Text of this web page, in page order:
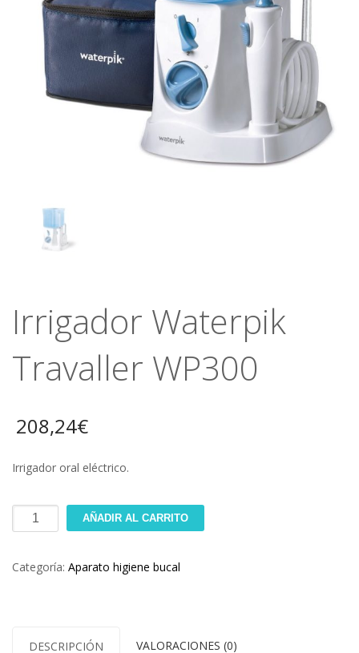
Irrigador Waterpik
Travaller WP300
208,24€
Irrigador oral eléctrico.
Irrigador
Travaller
AÑADIR AL CARRITO
Categoría: Aparato higiene bucal
DESCRIPCIÓN VALORACIONES (0)